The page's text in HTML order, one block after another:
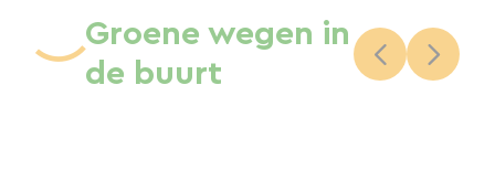
Groene wegen in
de buurt